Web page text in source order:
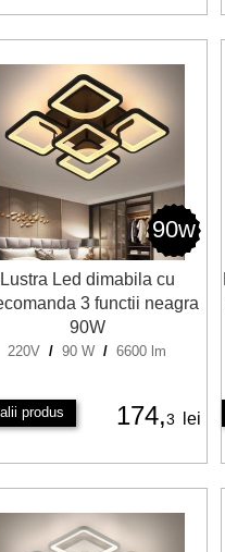
90w
Lustra Led dimabila cu
3 functii neagra
90W
220V / 90 W / 6600 lm
produs 174,3 lei